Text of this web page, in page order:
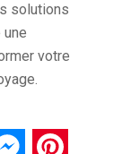
solutions
votre
Messenger